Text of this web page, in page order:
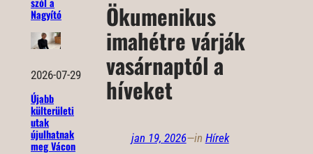
Nagyító
2026-07-29
Újabb
külterületi
utak
újulhatnak
meg Vácon
Ökumenikus
imahétre várják
vasárnaptól a
híveket
jan 19, 2026—in Hírek